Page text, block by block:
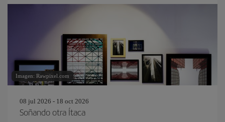
Imagen: Rawpixel.com
08 jul 2026 - 18 oct 2026
Soñando otra Ítaca